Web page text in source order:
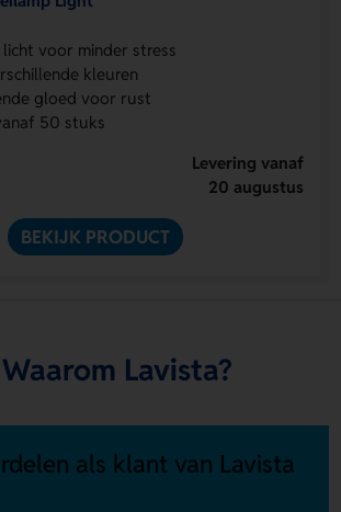
voor minder stress
kleuren
gloed voor rust
50 stuks
Levering vanaf
20 augustus
BEKIJK PRODUCT
Waarom Lavista?
als klant van Lavista